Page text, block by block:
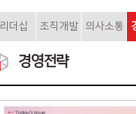
리더십 조직개발 의사소통
경영전략